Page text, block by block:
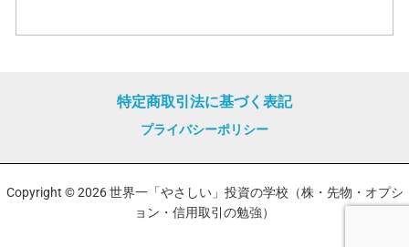
特定商取引法に基づく表記
プライバシーポリシー
Copyright © 2026 世界一「やさしい」投資の学校（株・先物・オプシ
ョン・信用取引の勉強）